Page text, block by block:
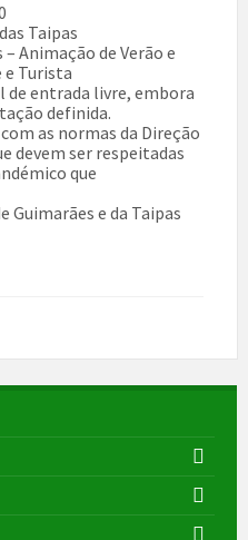
Taipas
– Animação de Verão e
Turista
de entrada livre, embora
definida.
as normas da Direção
devem ser respeitadas
que
Guimarães e da Taipas